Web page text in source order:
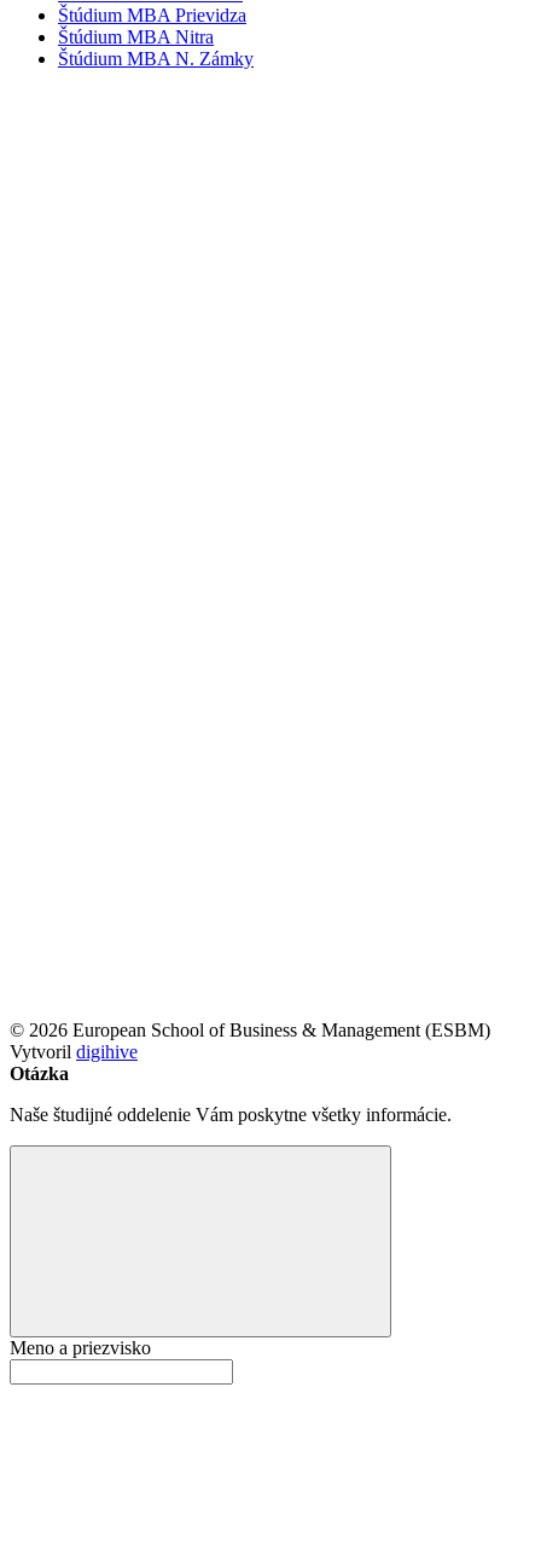
Štúdium MBA Prievidza
Štúdium MBA Nitra
Štúdium MBA N. Zámky
© 2026 European School of Business & Management (ESBM)
Vytvoril digihive
Otázka
Naše študijné oddelenie Vám poskytne všetky informácie.
Meno a priezvisko